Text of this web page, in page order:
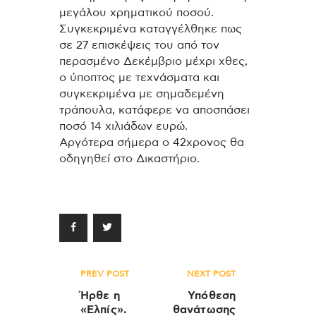
μεγάλου χρηματικού ποσού.
Συγκεκριμένα καταγγέλθηκε πως
σε 27 επισκέψεις του από τον
περασμένο Δεκέμβριο μέχρι χθες,
ο ύποπτος με τεχνάσματα και
συγκεκριμένα με σημαδεμένη
τράπουλα, κατάφερε να αποσπάσει
ποσό 14 χιλιάδων ευρώ.
Αργότερα σήμερα ο 42χρονος θα
οδηγηθεί στο Δικαστήριο.
Πλοήγηση
άρθρων
PREV POST
Ήρθε η
«Ελπίς».
NEXT POST
Υπόθεση
θανάτωσης